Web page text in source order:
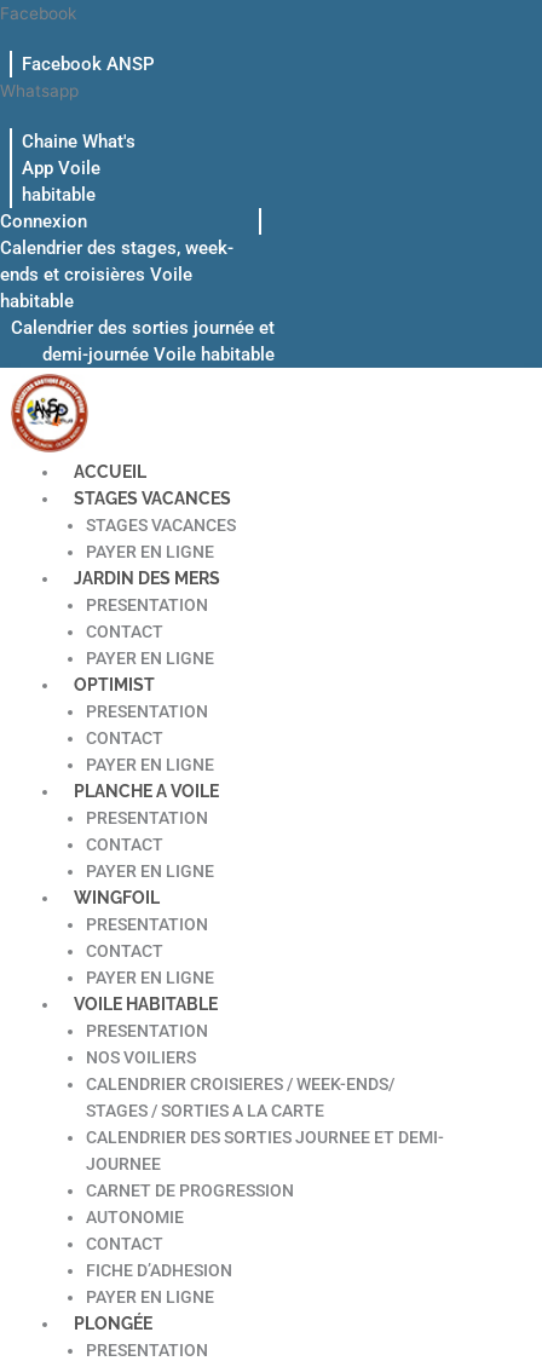
Aller
contenu
Facebook
Facebook ANSP
Whatsapp
Chaine What's
App Voile
habitable
Connexion
Calendrier des stages, week-
ends et croisières Voile
habitable
Calendrier des sorties journée et
demi-journée Voile habitable
ACCUEIL
STAGES VACANCES
STAGES VACANCES
PAYER EN LIGNE
JARDIN DES MERS
PRESENTATION
CONTACT
PAYER EN LIGNE
OPTIMIST
PRESENTATION
CONTACT
PAYER EN LIGNE
PLANCHE A VOILE
PRESENTATION
CONTACT
PAYER EN LIGNE
WINGFOIL
PRESENTATION
CONTACT
PAYER EN LIGNE
VOILE HABITABLE
PRESENTATION
NOS VOILIERS
CALENDRIER CROISIERES / WEEK-ENDS/
STAGES / SORTIES A LA CARTE
CALENDRIER DES SORTIES JOURNEE ET DEMI-
JOURNEE
CARNET DE PROGRESSION
AUTONOMIE
CONTACT
FICHE D’ADHESION
PAYER EN LIGNE
PLONGÉE
PRESENTATION